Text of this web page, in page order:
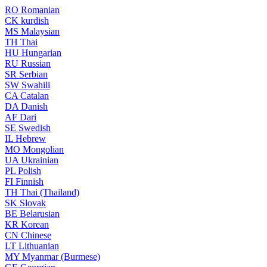
RO Romanian
CK kurdish
MS Malaysian
TH Thai
HU Hungarian
RU Russian
SR Serbian
SW Swahili
CA Catalan
DA Danish
AF Dari
SE Swedish
IL Hebrew
MO Mongolian
UA Ukrainian
PL Polish
FI Finnish
TH Thai (Thailand)
SK Slovak
BE Belarusian
KR Korean
CN Chinese
LT Lithuanian
MY Myanmar (Burmese)